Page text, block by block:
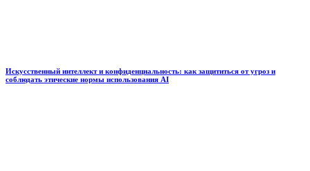
Искусственный интеллект и конфиденциальность: как защититься от угроз и
соблюдать этические нормы использования AI